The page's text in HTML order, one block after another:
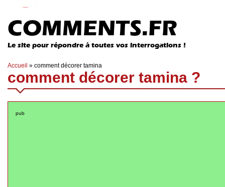
COMMENTS.FR
Le site pour répondre à toutes vos interrogations !
Accueil » comment décorer tamina
comment décorer tamina ?
pub